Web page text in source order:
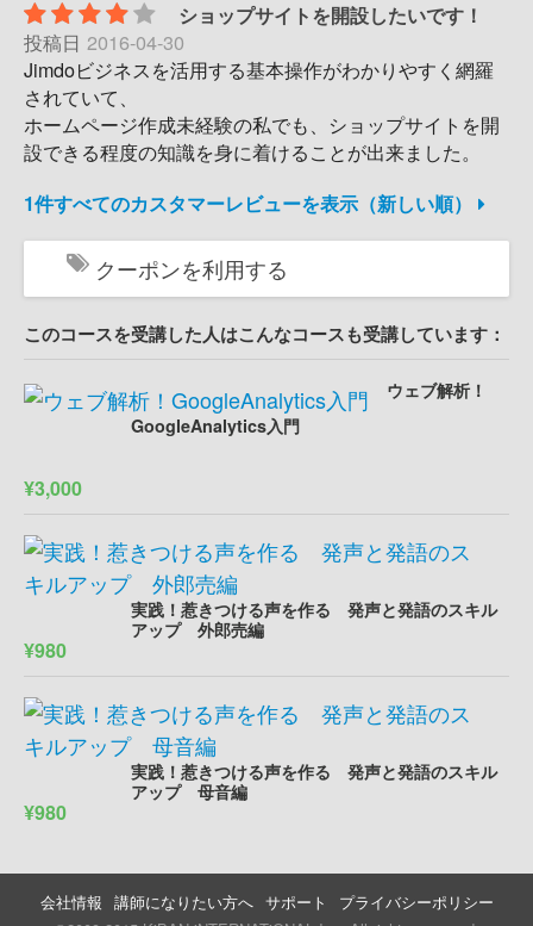
ショップサイトを開設したいです！
投稿日 2016-04-30
Jimdoビジネスを活用する基本操作がわかりやすく網羅
されていて、
ホームページ作成未経験の私でも、ショップサイトを開
設できる程度の知識を身に着けることが出来ました。
1件すべてのカスタマーレビューを表示（新しい順）
クーポンを利用する
このコースを受講した人はこんなコースも受講しています：
ウェブ解析！
GoogleAnalytics入門
¥3,000
実践！惹きつける声を作る 発声と発語のスキル
アップ 外郎売編
¥980
実践！惹きつける声を作る 発声と発語のスキル
アップ 母音編
¥980
会社情報 講師になりたい方へ サポート
プライバシーポリシー